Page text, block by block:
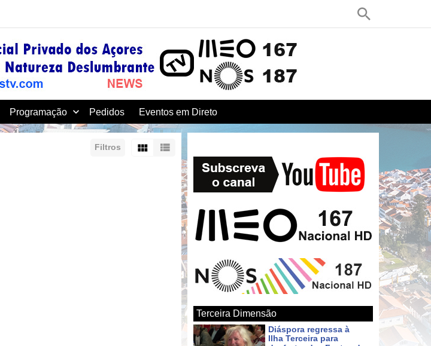
Programação Pedidos Eventos em Direto
Filtros
Terceira Dimensão
Diáspora regressa à
Ilha Terceira para